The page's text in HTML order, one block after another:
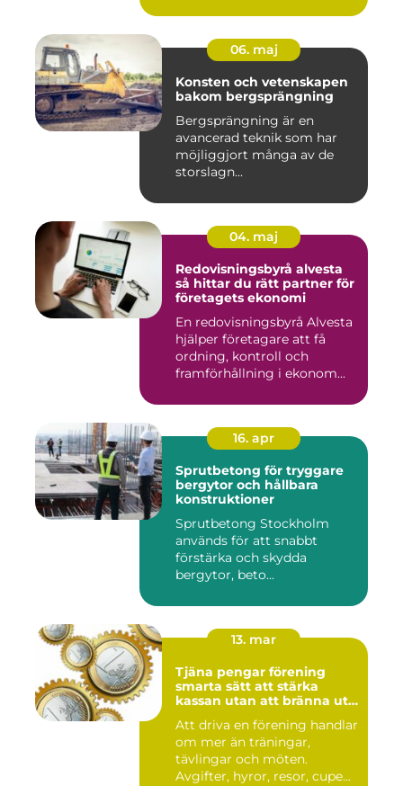
06. maj
Konsten och vetenskapen
bakom bergsprängning
Bergsprängning är en
avancerad teknik som har
möjliggjort många av de
storslagn...
04. maj
Redovisningsbyrå alvesta
så hittar du rätt partner för
företagets ekonomi
En redovisningsbyrå Alvesta
hjälper företagare att få
ordning, kontroll och
framförhållning i ekonom...
16. apr
Sprutbetong för tryggare
bergytor och hållbara
konstruktioner
Sprutbetong Stockholm
används för att snabbt
förstärka och skydda
bergytor, beto...
13. mar
Tjäna pengar förening
smarta sätt att stärka
kassan utan att bränna ut
Att driva en förening handlar
om mer än träningar,
tävlingar och möten.
Avgifter, hyror, resor, cupe...